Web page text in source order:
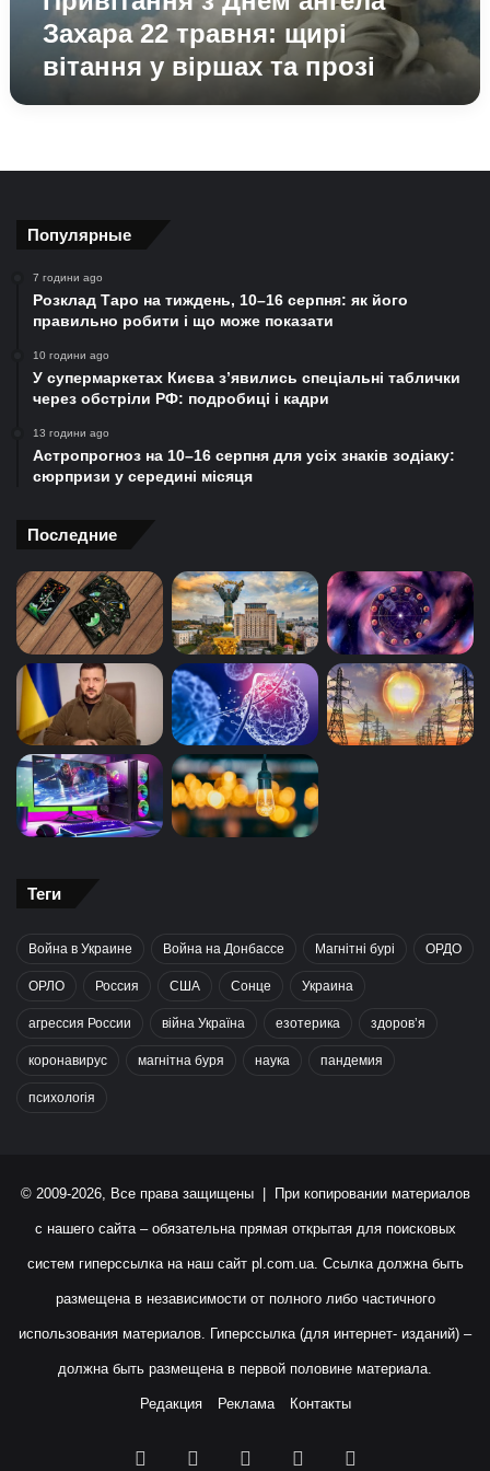
Захара 22 травня: щирі
вітання у віршах та прозі
Популярные
7 години ago
Розклад Таро на тиждень, 10–16 серпня: як його
правильно робити і що може показати
10 години ago
У супермаркетах Києва з’явились спеціальні таблички
через обстріли РФ: подробиці і кадри
13 години ago
Астропрогноз на 10–16 серпня для усіх знаків зодіаку:
сюрпризи у середині місяця
Последние
Теги
Война в Украине Война на Донбассе Магнітні бурі ОРДО
ОРЛО Россия США Сонце Украина
агрессия России війна Україна езотерика здоров’я
коронавирус магнітна буря наука пандемия
психологія
© 2009-2026, Все права защищены | При копировании материалов
с нашего сайта – обязательна прямая открытая для поисковых
систем гиперссылка на наш сайт pl.com.ua. Ссылка должна быть
размещена в независимости от полного либо частичного
использования материалов. Гиперссылка (для интернет- изданий) –
должна быть размещена в первой половине материала.
Редакция Реклама Контакты
Facebook YouTubeInstagram